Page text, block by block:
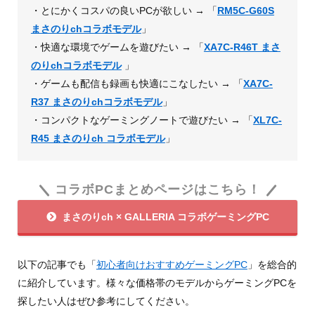
・とにかくコスパの良いPCが欲しい → 「RM5C-G60S
まさのりchコラボモデル」
・快適な環境でゲームを遊びたい → 「XA7C-R46T まさ
のりchコラボモデル」
・ゲームも配信も録画も快適にこなしたい → 「XA7C-
R37 まさのりchコラボモデル」
・コンパクトなゲーミングノートで遊びたい → 「XL7C-
R45 まさのりch コラボモデル」
コラボPCまとめページはこちら！
まさのりch × GALLERIA コラボゲーミングPC
以下の記事でも「初心者向けおすすめゲーミングPC」を総合的
に紹介しています。様々な価格帯のモデルからゲーミングPCを
探したい人はぜひ参考にしてください。